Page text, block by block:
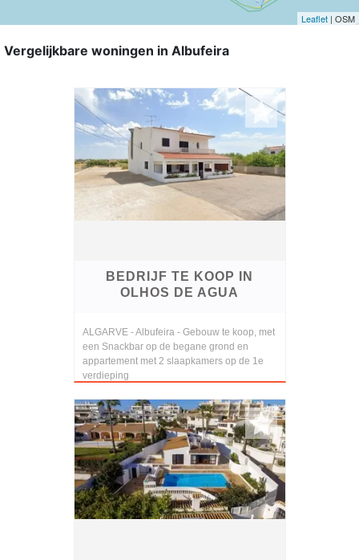
Leaflet | OSM
Vergelijkbare woningen in Albufeira
BEDRIJF TE KOOP IN
OLHOS DE AGUA
ALGARVE - Albufeira - Gebouw te koop, met
een Snackbar op de begane grond en
appartement met 2 slaapkamers op de 1e
verdieping